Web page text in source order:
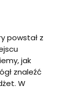
powstał z
jak
znaleźć
W